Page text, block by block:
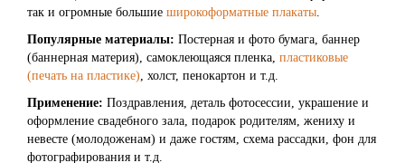
так и огромные большие широкоформатные плакаты.
Популярные материалы: Постерная и фото бумага, баннер
(баннерная материя), самоклеющаяся пленка, пластиковые
(печать на пластике), холст, пенокартон и т.д.
Применение: Поздравления, деталь фотосессии, украшение и
оформление свадебного зала, подарок родителям, жениху и
невесте (молодоженам) и даже гостям, схема рассадки, фон для
фотографирования и т.д.